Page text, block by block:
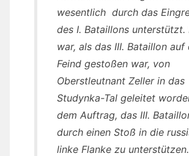
wesentlich durch das
des I. Bataillons unterstützt.
war, als das III. Bataillon auf
Feind gestoßen war, von
Oberstleutnant Zeller in das
Studynka-Tal geleitet
dem Auftrag, das III.
durch einen Stoß in die
linke Flanke zu